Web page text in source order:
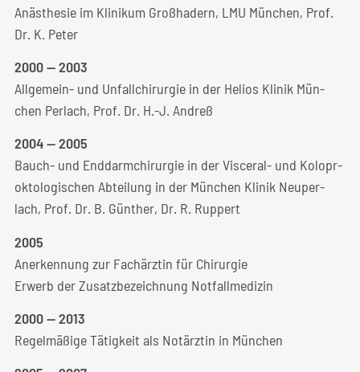
Anäs­the­sie im Kli­ni­kum Groß­ha­dern, LMU Mün­chen, Prof.
Dr. K. Peter
2000 — 2003
All­ge­mein- und Unfall­chir­ur­gie in der Heli­os Kli­nik Mün­
chen Per­lach, Prof. Dr. H.-J. Andreß
2004 — 2005
Bauch- und End­darm­chir­ur­gie in der Vis­ce­ral- und Kolo­pr­
ok­to­lo­gi­schen Abtei­lung in der Mün­chen Kli­nik Neu­per­
lach, Prof. Dr. B. Gün­ther, Dr. R. Ruppert
2005
Aner­ken­nung zur Fach­ärz­tin für Chir­ur­gie
Erwerb der Zusatz­be­zeich­nung Notfallmedizin
2000 — 2013
Regel­mä­ßi­ge Tätig­keit als Not­ärz­tin in München